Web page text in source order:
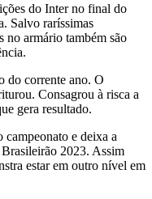
do Inter no final do
Salvo raríssimas
no armário também são
do corrente ano. O
Consagrou à risca a
gera resultado.
e deixa a
2023. Assim
estar em outro nível em